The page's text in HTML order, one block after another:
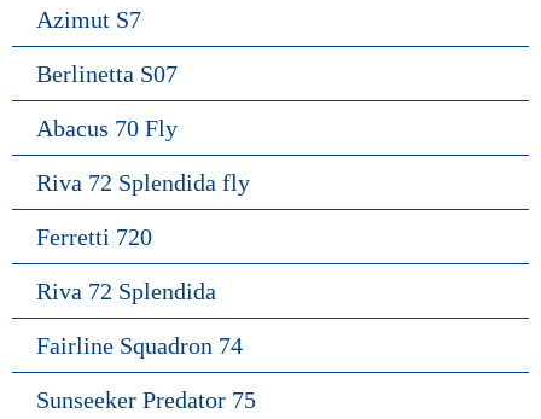
Azimut S7
Berlinetta S07
Abacus 70 Fly
Riva 72 Splendida fly
Ferretti 720
Riva 72 Splendida
Fairline Squadron 74
Sunseeker Predator 75